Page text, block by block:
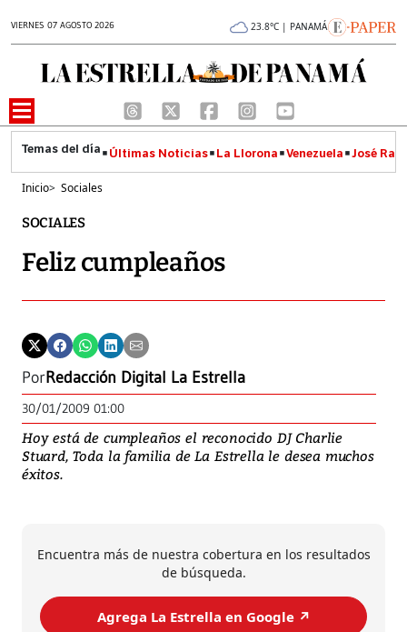
VIERNES 07 AGOSTO 2026 23.8°C | PANAMÁ
Últimas Noticias La Llorona Venezuela José
Inicio> Sociales
SOCIALES
Feliz cumpleaños
PorRedacción Digital La Estrella
30/01/2009 01:00
Hoy está de cumpleaños el reconocido DJ Charlie
Stuard, Toda la familia de La Estrella le desea muchos
éxitos.
Encuentra más de nuestra cobertura en los resultados
de búsqueda.
Agrega La Estrella en Google ↗️